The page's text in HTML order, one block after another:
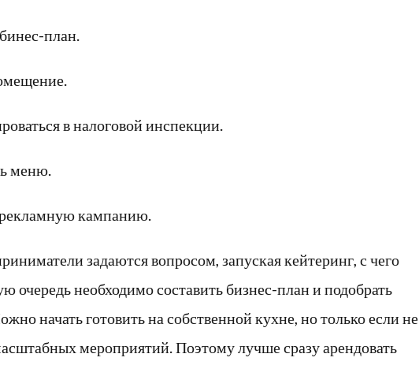
план.
в налоговой инспекции.
меню.
кампанию.
задаются вопросом, запуская кейтеринг, с чего
очередь необходимо составить бизнес-план и подобрать
начать готовить на собственной кухне, но только если не
мероприятий. Поэтому лучше сразу арендовать